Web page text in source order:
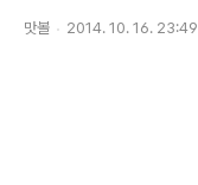
맛볼 2014. 10. 16. 23:49